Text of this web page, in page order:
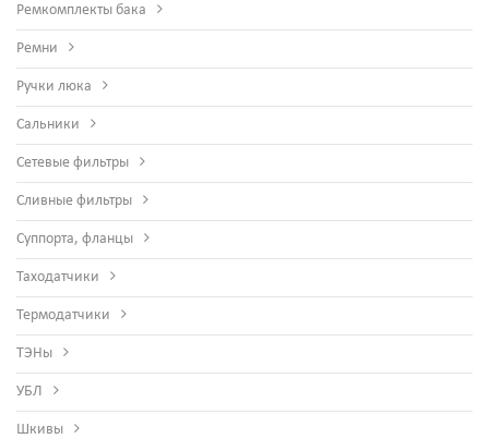
Ремкомплекты бака
Ремни
Ручки люка
Сальники
Сетевые фильтры
Сливные фильтры
Суппорта, фланцы
Таходатчики
Термодатчики
ТЭНы
УБЛ
Шкивы